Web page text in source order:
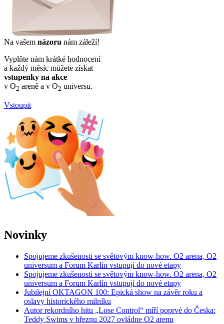
Na vašem názoru nám záleží!
Vyplňte nám krátké hodnocení
a každý měsíc můžete získat
vstupenky na akce
v O2 areně a v O2 universu.
Vstoupit
Novinky
Spojujeme zkušenosti se světovým know-how. O2 arena, O2
universum a Forum Karlín vstupují do nové etapy
Spojujeme zkušenosti se světovým know-how. O2 arena, O2
universum a Forum Karlín vstupují do nové etapy
Jubilejní OKTAGON 100: Epická show na závěr roku a
oslavy historického milníku
Autor rekordního hitu „Lose Control“ míří poprvé do Česka:
Teddy Swims v březnu 2027 ovládne O2 arenu